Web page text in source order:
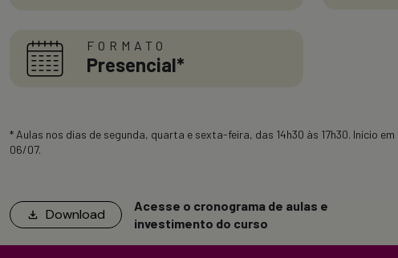
FORMATO
Presencial*
* Aulas nos dias de segunda, quarta e sexta-feira, das 14h30 às 17h30. Início em
06/07.
Download
Acesse o cronograma de aulas e
investimento do curso